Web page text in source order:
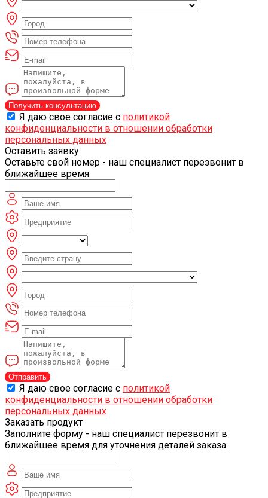
Получить консультацию
Я даю свое согласие с политикой
конфиденциальности в отношении обработки
персональных данных
Оставить заявку
Оставьте свой номер - наш специалист перезвонит в
ближайшее время
Отправить
Я даю свое согласие с политикой
конфиденциальности в отношении обработки
персональных данных
Заказать продукт
Заполните форму - наш специалист перезвонит в
ближайшее время для уточнения деталей заказа